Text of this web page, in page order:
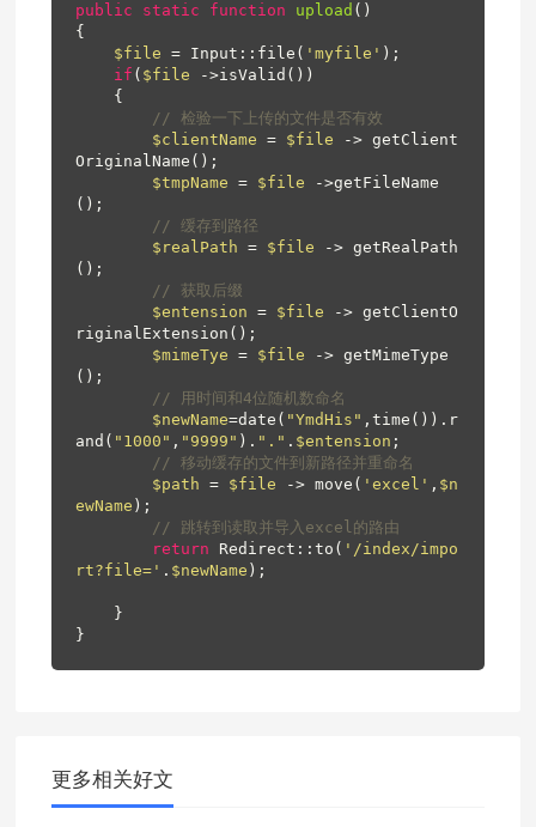
public static function upload ()
{
$file = Input::file( 'myfile' );
if ( $file ->isValid())
// 检验一下上传的文件是否有效
$clientName = $file -> getClient
OriginalName();
$tmpName = $file ->getFileName
();
// 缓存到路径
$realPath = $file -> getRealPath
();
// 获取后缀
$entension = $file -> getClientO
riginalExtension();
$mimeTye = $file -> getMimeType
();
// 用时间和4位随机数命名
$newName=date( "YmdHis" ,time()).r
and( "1000" , "9999" ). "." . $entension ;
// 移动缓存的文件到新路径并重命名
$path = $file -> move( 'excel' , $n
ewName );
// 跳转到读取并导入excel的路由
return Redirect::to( '/index/impo
rt?file=' . $newName );
}
更多相关好文